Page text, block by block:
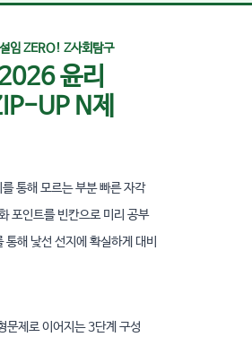
임 ZERO! Z사회탐구
윤리
UP N제
통해 모르는 부분 빠른 자각
포인트를 빈칸으로 미리 공부
해 낯선 선지에 확실하게 대비
제로 이어지는 3단계 구성